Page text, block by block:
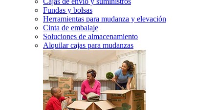
Fundas y bolsas
Herramientas para mudanza y elevación
Cinta de embalaje
Soluciones de almacenamiento
Alquilar cajas para mudanzas